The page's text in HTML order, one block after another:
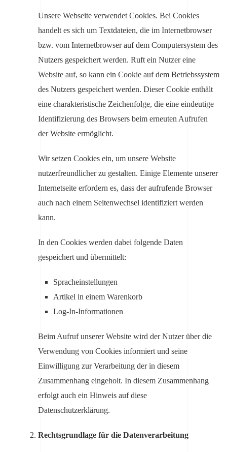
Unsere Webseite verwendet Cookies. Bei Cookies
handelt es sich um Textdateien, die im Internetbrowser
bzw. vom Internetbrowser auf dem Computersystem des
Nutzers gespeichert werden. Ruft ein Nutzer eine
Website auf, so kann ein Cookie auf dem Betriebssystem
des Nutzers gespeichert werden. Dieser Cookie enthält
eine charakteristische Zeichenfolge, die eine eindeutige
Identifizierung des Browsers beim erneuten Aufrufen
der Website ermöglicht.
Wir setzen Cookies ein, um unsere Website
nutzerfreundlicher zu gestalten. Einige Elemente unserer
Internetseite erfordern es, dass der aufrufende Browser
auch nach einem Seitenwechsel identifiziert werden
kann.
In den Cookies werden dabei folgende Daten
gespeichert und übermittelt:
Spracheinstellungen
Artikel in einem Warenkorb
Log-In-Informationen
Beim Aufruf unserer Website wird der Nutzer über die
Verwendung von Cookies informiert und seine
Einwilligung zur Verarbeitung der in diesem
Zusammenhang eingeholt. In diesem Zusammenhang
erfolgt auch ein Hinweis auf diese
Datenschutzerklärung.
Rechtsgrundlage für die Datenverarbeitung